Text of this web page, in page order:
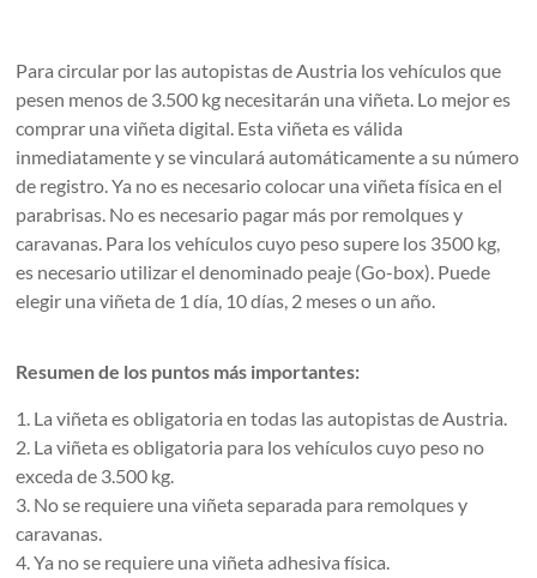
Para circular por las autopistas de Austria los vehículos que
pesen menos de 3.500 kg necesitarán una viñeta. Lo mejor es
comprar una viñeta digital. Esta viñeta es válida
inmediatamente y se vinculará automáticamente a su número
de registro. Ya no es necesario colocar una viñeta física en el
parabrisas. No es necesario pagar más por remolques y
caravanas. Para los vehículos cuyo peso supere los 3500 kg,
es necesario utilizar el denominado peaje (Go-box). Puede
elegir una viñeta de 1 día, 10 días, 2 meses o un año.
Resumen de los puntos más importantes:
1. La viñeta es obligatoria en todas las autopistas de Austria.
2. La viñeta es obligatoria para los vehículos cuyo peso no
exceda de 3.500 kg.
3. No se requiere una viñeta separada para remolques y
caravanas.
4. Ya no se requiere una viñeta adhesiva física.